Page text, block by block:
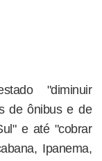
"diminuir
de ônibus e de
e até "cobrar
Ipanema,